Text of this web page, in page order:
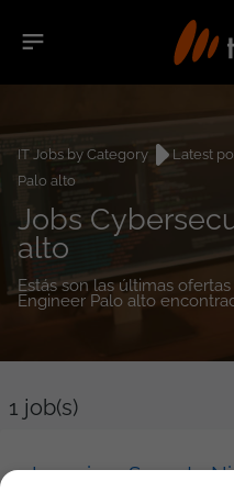
IT Jobs by Category Latest
Palo alto
Jobs
alto
Estás son las últimas
Engineer Palo alto
1 job(s)
Ingeniero Soporte